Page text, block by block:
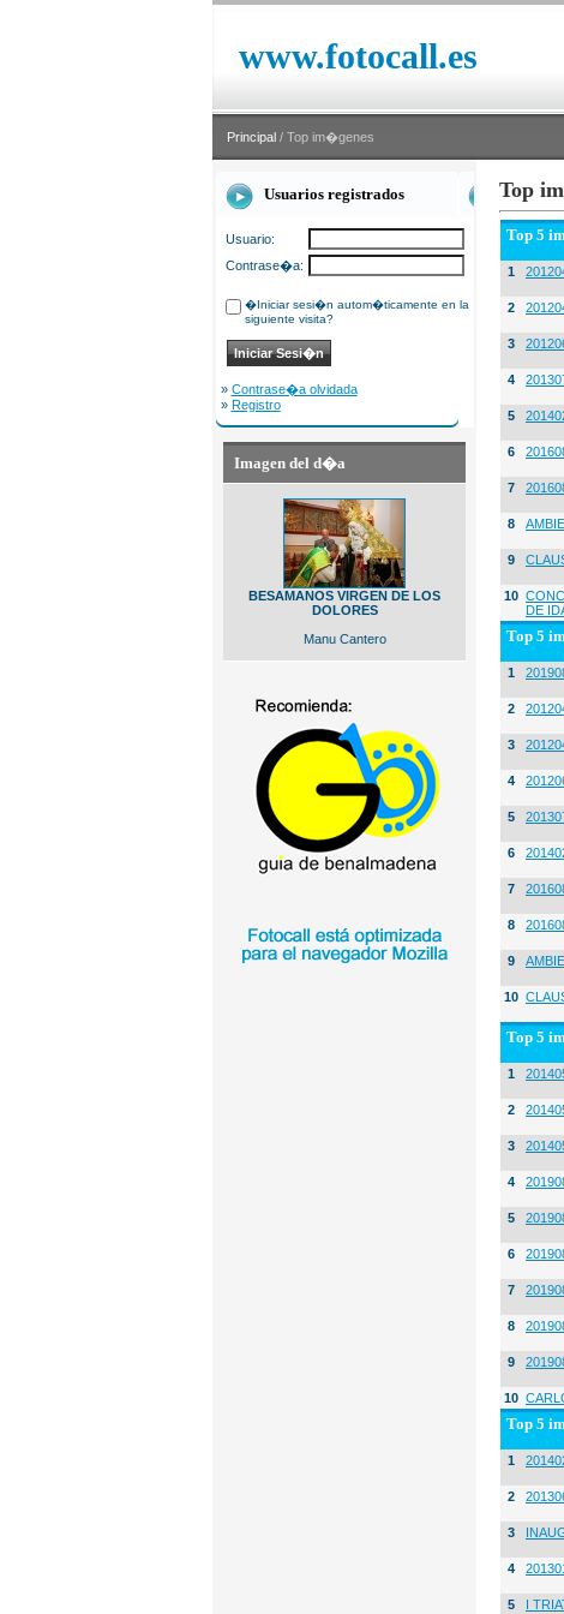
www.fotocall.es
Principal / Top im�genes
Usuarios registrados
Usuario:
Contrase�a:
�Iniciar sesi�n autom�ticamente en la
siguiente visita?
» Contrase�a olvidada
» Registro
Imagen del d�a
BESAMANOS VIRGEN DE LOS
DOLORES
Manu Cantero
Top
Top 5
1
2
3
4
5
6
7
8
9
10
DE
Top 5
1
2
3
4
5
6
7
8
9
10
Top 5
1
2
3
4
5
6
7
8
9
10
Top 5
1
2
3
4
5 I